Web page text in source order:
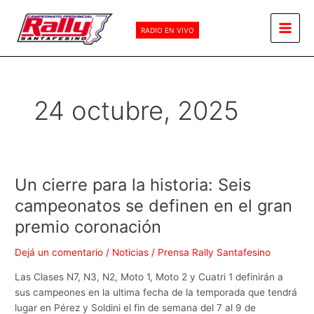
contenido
RADIO EN VIVO
Main
24 octubre, 2025
Un cierre para la historia: Seis
campeonatos se definen en el gran
premio coronación
Dejá un comentario / Noticias / Prensa Rally Santafesino
Las Clases N7, N3, N2, Moto 1, Moto 2 y Cuatri 1 definirán a
sus campeones en la ultima fecha de la temporada que tendrá
lugar en Pérez y Soldini el fin de semana del 7 al 9 de
Un
para
la
Seis
campeonatos
se
definen